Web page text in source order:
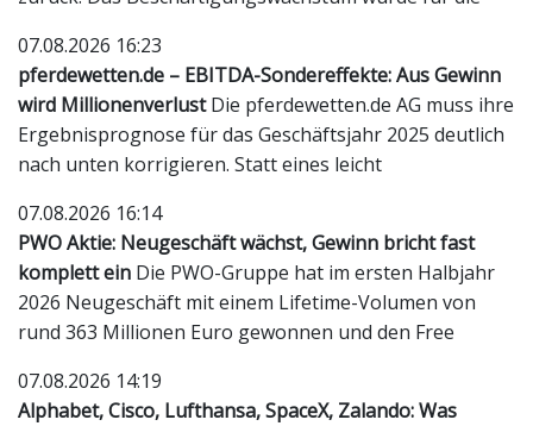
07.08.2026 16:23
pferdewetten.de – EBITDA-Sondereffekte: Aus Gewinn
wird MillionenverlustDie pferdewetten.de AG muss ihre
Ergebnisprognose für das Geschäftsjahr 2025 deutlich
nach unten korrigieren. Statt eines leicht
07.08.2026 16:14
PWO Aktie: Neugeschäft wächst, Gewinn bricht fast
komplett ein Die PWO-Gruppe hat im ersten Halbjahr
2026 Neugeschäft mit einem Lifetime-Volumen von
rund 363 Millionen Euro gewonnen und den Free
07.08.2026 14:19
Alphabet, Cisco, Lufthansa, SpaceX, Zalando: Was